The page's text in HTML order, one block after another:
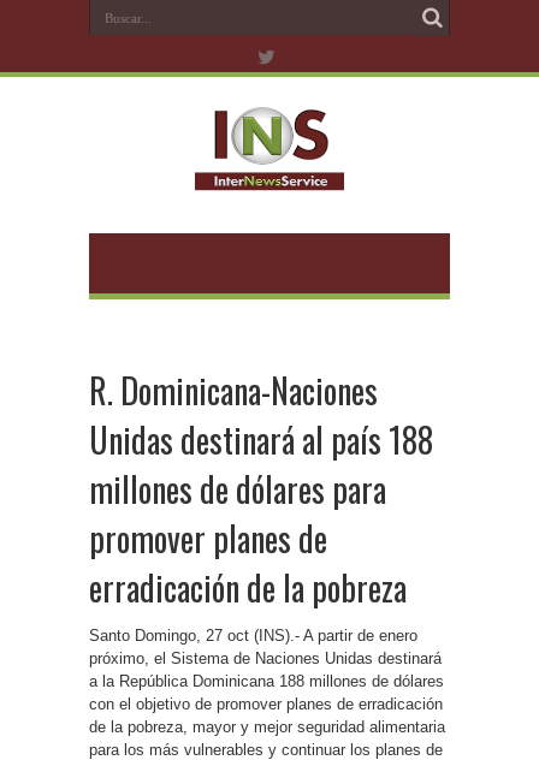
R. Dominicana-Naciones
Unidas destinará al país 188
millones de dólares para
promover planes de
erradicación de la pobreza
Santo Domingo, 27 oct (INS).- A partir de enero
próximo, el Sistema de Naciones Unidas destinará
a la República Dominicana 188 millones de dólares
con el objetivo de promover planes de erradicación
de la pobreza, mayor y mejor seguridad alimentaria
para los más vulnerables y continuar los planes de